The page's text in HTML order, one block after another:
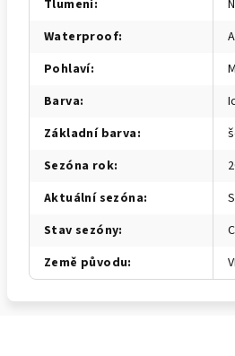
Tlumení:
Waterproof:
Pohlaví:
Barva:
Základní barva:
Sezóna rok:
Aktuální sezóna:
Stav sezóny:
Země původu: